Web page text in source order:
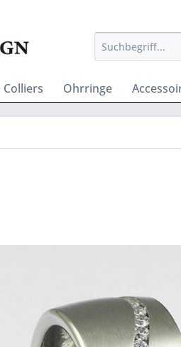
Colliers Ohrringe